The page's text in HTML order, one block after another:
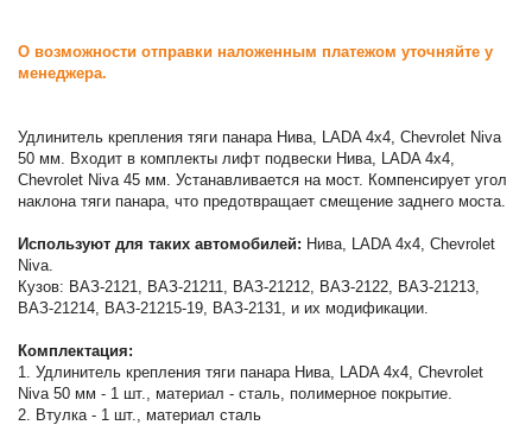
О возможности отправки наложенным платежом уточняйте у
менеджера.
Удлинитель крепления тяги панара Нива, LADA 4x4, Chevrolet Niva
50 мм. Входит в комплекты лифт подвески Нива, LADA 4x4,
Chevrolet Niva 45 мм. Устанавливается на мост. Компенсирует угол
наклона тяги панара, что предотвращает смещение заднего моста.
Используют для таких автомобилей: Нива, LADA 4x4, Chevrolet
Niva.
Кузов: ВАЗ-2121, ВАЗ-21211, ВАЗ-21212, ВАЗ-2122, ВАЗ-21213,
ВАЗ-21214, ВАЗ-21215-19, ВАЗ-2131, и их модификации.
Комплектация:
1. Удлинитель крепления тяги панара Нива, LADA 4x4, Chevrolet
Niva 50 мм - 1 шт., материал - сталь, полимерное покрытие.
2. Втулка - 1 шт., материал сталь